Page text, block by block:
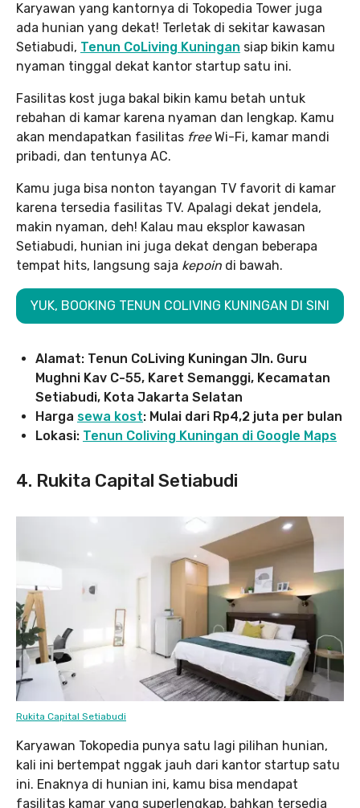
Karyawan yang kantornya di Tokopedia Tower juga
ada hunian yang dekat! Terletak di sekitar kawasan
Setiabudi, Tenun CoLiving Kuningan siap bikin kamu
nyaman tinggal dekat kantor startup satu ini.
Fasilitas kost juga bakal bikin kamu betah untuk
rebahan di kamar karena nyaman dan lengkap. Kamu
akan mendapatkan fasilitas freeWi-Fi, kamar mandi
pribadi, dan tentunya AC.
Kamu juga bisa nonton tayangan TV favorit di kamar
karena tersedia fasilitas TV. Apalagi dekat jendela,
makin nyaman, deh! Kalau mau eksplor kawasan
Setiabudi, hunian ini juga dekat dengan beberapa
tempat hits, langsung saja kepoin di bawah.
YUK, BOOKING TENUN COLIVING KUNINGAN DI SINI
Alamat: Tenun CoLiving Kuningan Jln. Guru
Mughni Kav C-55, Karet Semanggi, Kecamatan
Setiabudi, Kota Jakarta Selatan
Harga sewa kost: Mulai dari Rp4,2 juta per bulan
Lokasi: Tenun Coliving Kuningan di Google Maps
4. Rukita Capital Setiabudi
Rukita Capital Setiabudi
Karyawan Tokopedia punya satu lagi pilihan hunian,
kali ini bertempat nggak jauh dari kantor startup satu
ini. Enaknya di hunian ini, kamu bisa mendapat
fasilitas kamar yang superlengkap, bahkan tersedia